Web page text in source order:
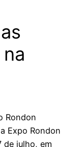
Rondon
Expo Rondon
de julho, em